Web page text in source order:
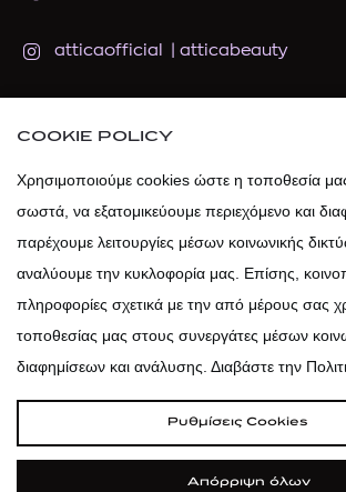
atticaofficial atticabeauty
atticadps
Πολιτική Cookies | Κώδικας
COOKIE POLICY
Χρησιμοποιούμε cookies ώστε η τοποθεσία μας
σωστά, να εξατομικεύουμε περιεχόμενο και
παρέχουμε λειτουργίες μέσων κοινωνικής
αναλύουμε την κυκλοφορία μας. Επίσης,
πληροφορίες σχετικά με την από μέρους σας
τοποθεσίας μας στους συνεργάτες μέσων
διαφημίσεων και ανάλυσης. Διαβάστε την
Ρυθμίσεις Cookies
Απόρριψη όλων